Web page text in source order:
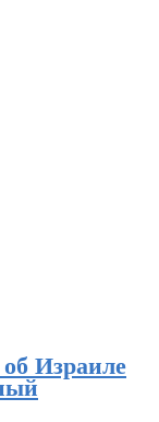
Израиле